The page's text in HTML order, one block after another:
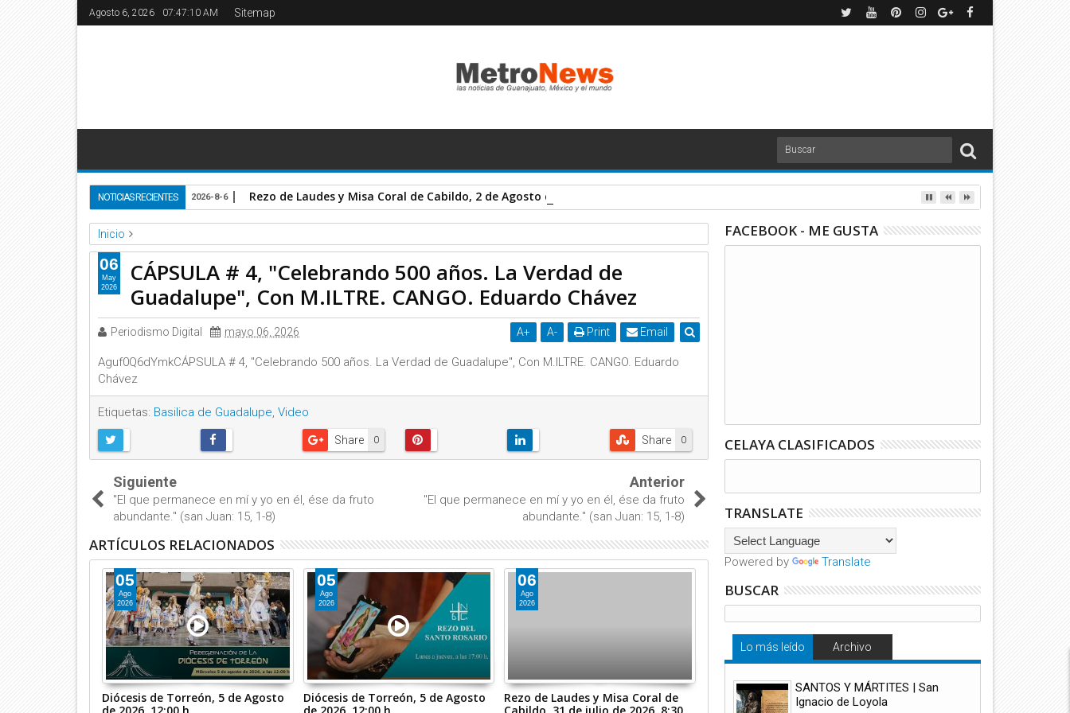
Agosto 6, 2026 07:47:11 AM Sitemap
NOTICIAS RECIENTES Rezo de Laudes y Misa Coral de Cabildo, 2 de Agosto de 2026, 8:30 h.
2026-8-6
Inicio
Basilica de Guadalupe
Video
CÁPSULA # 4, "Celebrando 500 años. La Verdad de Guadalupe", Con M.ILTRE. CANGO. Eduardo Chávez
CÁPSULA # 4, "Celebrando 500 años. La Verdad de
Guadalupe", Con M.ILTRE. CANGO. Eduardo Chávez
Periodismo Digital mayo 06, 2026 A+ A- Print Email
Aguf0Q6dYmkCÁPSULA # 4, "Celebrando 500 años. La Verdad de Guadalupe", Con M.ILTRE. CANGO. Eduardo
Chávez
Etiquetas: Basilica de Guadalupe, Video
0
Share 0
Share
06
May
2026
Siguiente
"El que permanece en mí y yo en él, ése da fruto
abundante." (san Juan: 15, 1-8)
Anterior
"El que permanece en mí y yo en él, ése da fruto
abundante." (san Juan: 15, 1-8)
ARTÍCULOS RELACIONADOS
05
Ago
2026
Diócesis de Torreón, 5 de Agosto
05
Ago
2026
Diócesis de Torreón, 5 de Agosto
06
Ago
2026
Rezo de Laudes y Misa Coral de
Ago
2026
1 de agosto de 2026
Ago
2026
Rezo de Laudes y Misa Coral
FACEBOOK - ME GUSTA
CELAYA CLASIFICADOS
TRANSLATE
Powered by Translate
BUSCAR
Lo más leído Archivo
SANTOS Y MÁRTITES | San
Ignacio de Loyola